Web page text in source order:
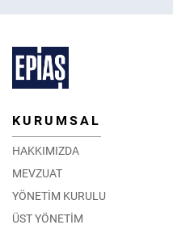
KURUMSAL
HAKKIMIZDA
MEVZUAT
YÖNETİM KURULU
ÜST YÖNETİM